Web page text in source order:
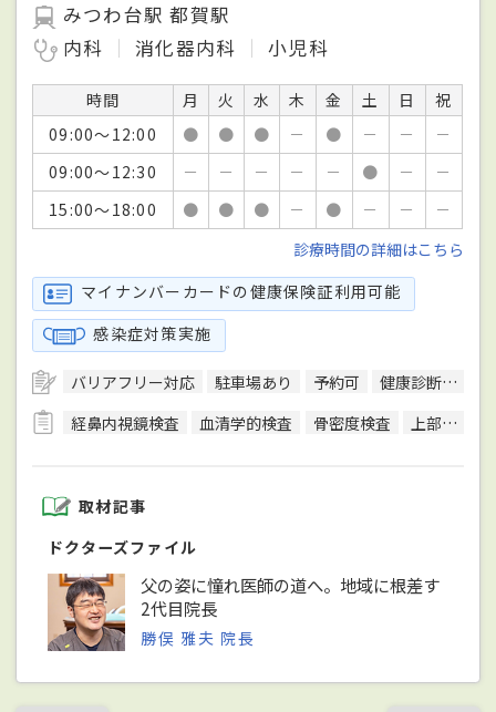
みつわ台駅 都賀駅
内科
消化器内科 小児科
時間 月 火 水 木 金 土 日
祝
09:00～12:00
● ● ● － ● － －
－
09:00～12:30
－ － － － － ● －
－
15:00～18:00
● ● ● － ● － －
－
診療時間の詳細はこちら
マイナンバーカードの健康保険証利用可能
感染症対策実施
バリアフリー対応 駐車場あり 予約可 健康診断対応
経鼻内視鏡検査
血清学的検査 骨密度検査 上部内視鏡検査
取材記事
ドクターズファイル
父の姿に憧れ医師の道へ。地域に根差す
2代目院長
勝俣 雅夫 院長